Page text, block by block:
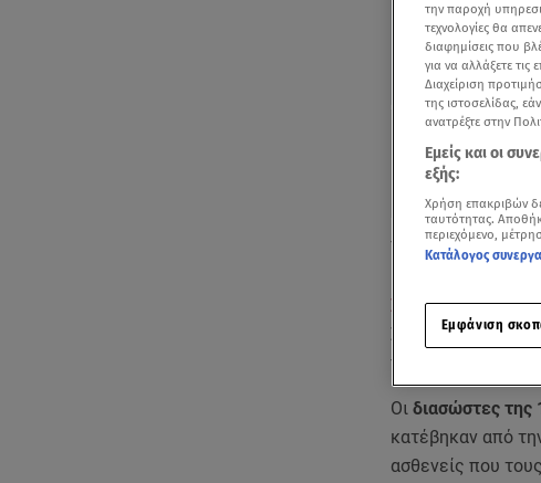
Το θαύμα των
Σώμαπου για μια
Σύλλογος Φίλων
προαύλιο χώρο
Οι διασώστες
κατέβηκαν από
ασθενείς που
την παροχή
τεχνολογίες θα
διαφημίσεις που
για να αλλάξετε
Διαχείριση
της ιστοσελίδας,
ανατρέξτε στην
Εμείς και οι
εξής:
Χρήση επακριβών
ταυτότητας.
περιεχόμενο,
Κατάλογος
Εμφάνιση